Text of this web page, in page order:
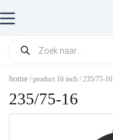
home / product 16 inch / 235/75-16
235/75-16